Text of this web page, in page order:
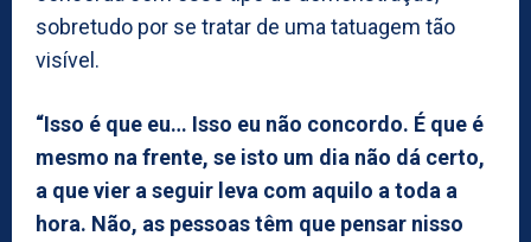
sobretudo por se tratar de uma tatuagem tão
visível.
“Isso é que eu… Isso eu não concordo. É que é
mesmo na frente, se isto um dia não dá certo,
a que vier a seguir leva com aquilo a toda a
hora. Não, as pessoas têm que pensar nisso